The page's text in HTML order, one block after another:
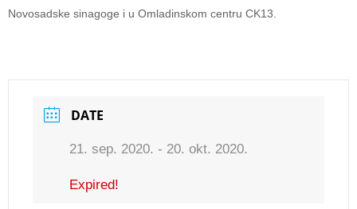
Novosadske sinagoge i u Omladinskom centru CK13.
DATE
21. sep. 2020. - 20. okt. 2020.
Expired!